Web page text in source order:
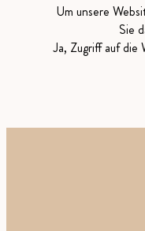
Um unsere
Sie
Ja, Zugriff auf die